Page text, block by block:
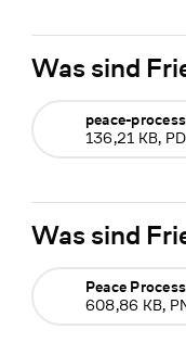
Was sind
peace-
136,21 KB,
Was sind
Peace
608,86 KB,